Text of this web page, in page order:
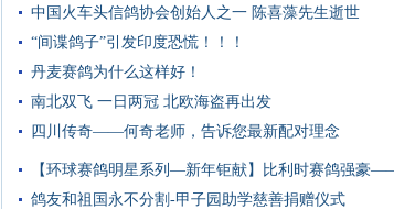
中国火车头信鸽协会创始人之一 陈喜藻先生逝世
“间谍鸽子”引发印度恐慌！！！
丹麦赛鸽为什么这样好！
南北双飞 一日两冠 北欧海盗再出发
四川传奇——何奇老师，告诉您最新配对理念
【环球赛鸽明星系列—新年钜献】比利时赛鸽强豪
鸽友和祖国永不分割-甲子园助学慈善捐赠仪式